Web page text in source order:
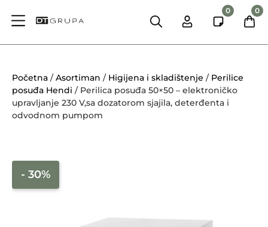
0 0
Početna /Asortiman / Higijena i skladištenje / Perilice
posuđa Hendi / Perilica posuđa 50×50 – elektroničko
upravljanje 230 V,sa dozatorom sjajila, deterđenta i
odvodnom pumpom
- 30%